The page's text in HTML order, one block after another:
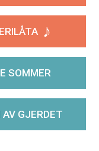
♪
SOMMER
AV GJERDET